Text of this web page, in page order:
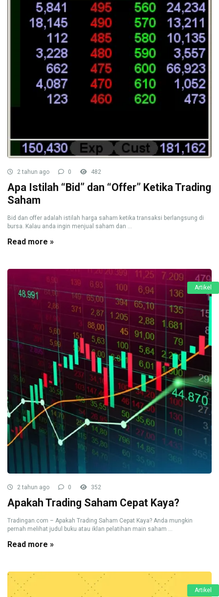
2 tahun ago 0 482
Apa Istilah “Bid” dan “Offer” Ketika Trading
Saham
Bid dan offer adalah istilah harga saham ketika transaksi berlangsung di
bursa. Kalau anda ingin menjual saham dan ...
Read more »
Artikel
2 tahun ago 0 352
Apakah Trading Saham Cepat Kaya?
Tradingan.com – Apakah Trading Saham Cepat Kaya? Anda mungkin
pernah melihat judul buku atau iklan pelatihan main saham ...
Read more »
Artikel